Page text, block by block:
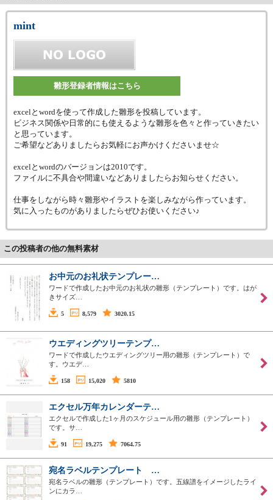
mint
雛形登録者情報はこちら
excelとwordを使って作成した雛形を投稿しています。
ビジネス関係や日常的にも使えるような雛形を色々と作っていきたい
と思っています。
ご希望などありましたらお気軽にお声かけくださいませ☆
excelとwordのバージョンは2010です。
ファイルに不具合や間違いなどありましたらお知らせください。
仕事をしながら時々雛形やイラストを楽しみながら作っています。
気に入ったものがありましたらぜひお使いください♪
この投稿者の他の無料素材
お中元のお礼状テンプレー…
ワードで作成したお中元のお礼状の雛形（テンプレート）です。はが
きサイズ…
5 8,579 3020.15
ウエディングツリーテンプ…
ワードで作成したウエディングツリー用の雛形（テンプレート）で
す。ウエデ…
158 15,020 5810
エクセル万年カレンダーテ…
エクセルで作成した1ヶ月のスケジュール用の雛形（テンプレート）
です。サ…
91 19,275 7064.75
宛名ラベルテンプレート …
宛名ラベルの雛形（テンプレート）です。五線譜をイメージしたライ
ンにカラ…